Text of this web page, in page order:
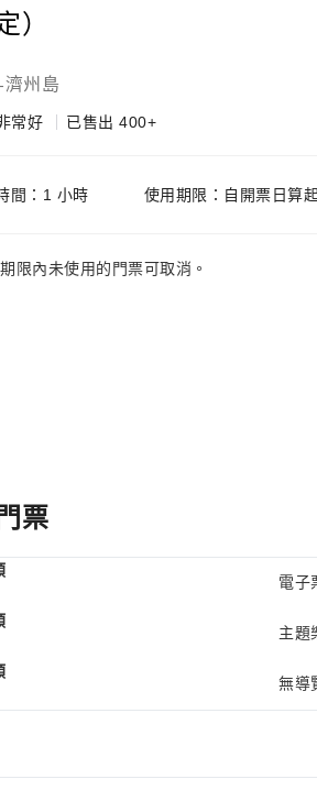
）
-濟州島
常好 已售出 400+
間：1 小時 使用期限：自開票日算
限內未使用的門票可取消。
票
電子
主題
無導